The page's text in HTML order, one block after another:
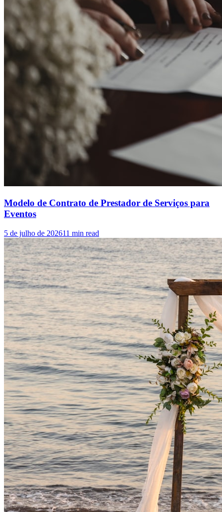
Modelo de Contrato de Prestador de Serviços para
Eventos
5 de julho de 202611 min read